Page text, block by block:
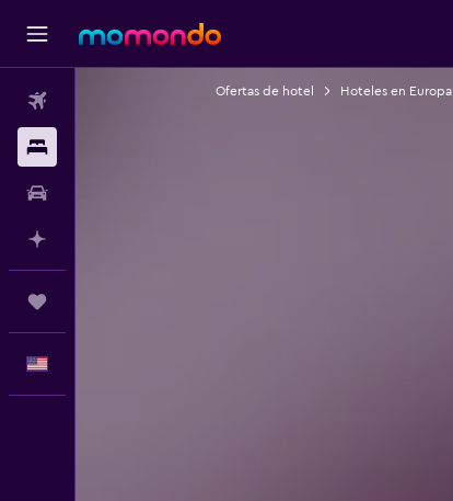
Ofertas de hotel Hoteles en Europa